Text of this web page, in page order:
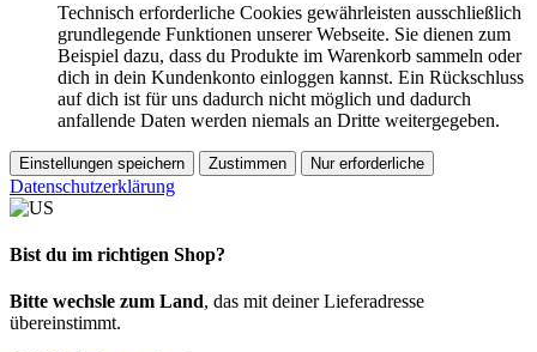
Technisch erforderliche Cookies gewährleisten ausschließlich
grundlegende Funktionen unserer Webseite. Sie dienen zum
Beispiel dazu, dass du Produkte im Warenkorb sammeln oder
dich in dein Kundenkonto einloggen kannst. Ein Rückschluss
auf dich ist für uns dadurch nicht möglich und dadurch
anfallende Daten werden niemals an Dritte weitergegeben.
Einstellungen speichern Zustimmen Nur erforderliche
Datenschutzerklärung
Bist du im richtigen Shop?
Bitte wechsle zum Land, das mit deiner Lieferadresse
übereinstimmt.